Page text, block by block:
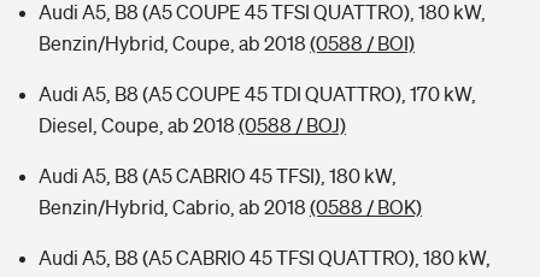
Audi A5, B8 (A5 COUPE 45 TFSI QUATTRO), 180 kW,
Benzin/Hybrid, Coupe, ab 2018 (0588 / BOI)
Audi A5, B8 (A5 COUPE 45 TDI QUATTRO), 170 kW,
Diesel, Coupe, ab 2018 (0588 / BOJ)
Audi A5, B8 (A5 CABRIO 45 TFSI), 180 kW,
Benzin/Hybrid, Cabrio, ab 2018 (0588 / BOK)
Audi A5, B8 (A5 CABRIO 45 TFSI QUATTRO), 180 kW,